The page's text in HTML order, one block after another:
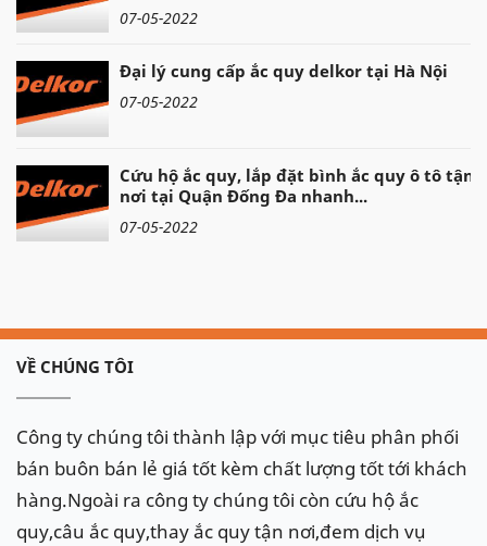
07-05-2022
Đại lý cung cấp ắc quy delkor tại Hà Nội
07-05-2022
Cứu hộ ắc quy, lắp đặt bình ắc quy ô tô tận
nơi tại Quận Đống Đa nhanh...
07-05-2022
VỀ CHÚNG TÔI
Công ty chúng tôi thành lập với mục tiêu phân phối
bán buôn bán lẻ giá tốt kèm chất lượng tốt tới khách
hàng.Ngoài ra công ty chúng tôi còn cứu hộ ắc
quy,câu ắc quy,thay ắc quy tận nơi,đem dịch vụ